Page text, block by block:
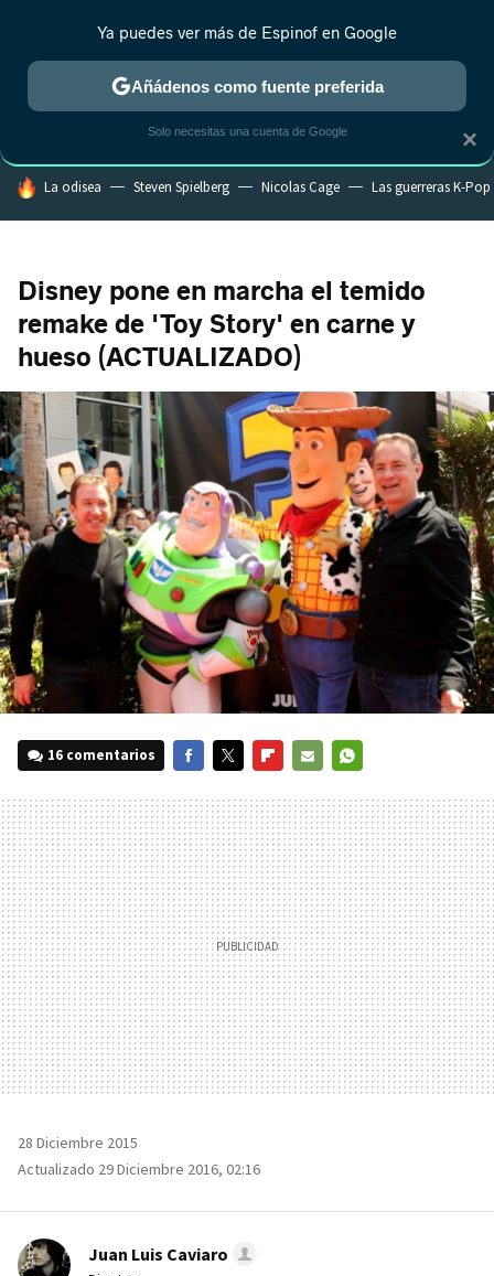
ESTRENOS REALITY ANIME RANKINGS CINE
HOY SE HABLA DE
La odisea Steven Spielberg Nicolas Cage Las guerreras K-Pop
Disney pone en marcha el temido
remake de 'Toy Story' en carne y
hueso (ACTUALIZADO)
16 comentarios
MAIL
28 Diciembre 2015
Actualizado 29 Diciembre 2016, 02:16
Juan Luis Caviaro
×
Ya puedes ver más de Espinof en Google
Añádenos como fuente preferida
Solo necesitas una cuenta de Google